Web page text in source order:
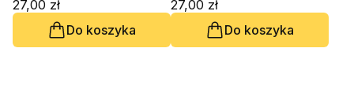
SDS, ks. Piotr Szyrszeń
SDS, Piotr Stawarz SDS
27,00 zł
Do koszyka
27,00 zł
Do koszyka